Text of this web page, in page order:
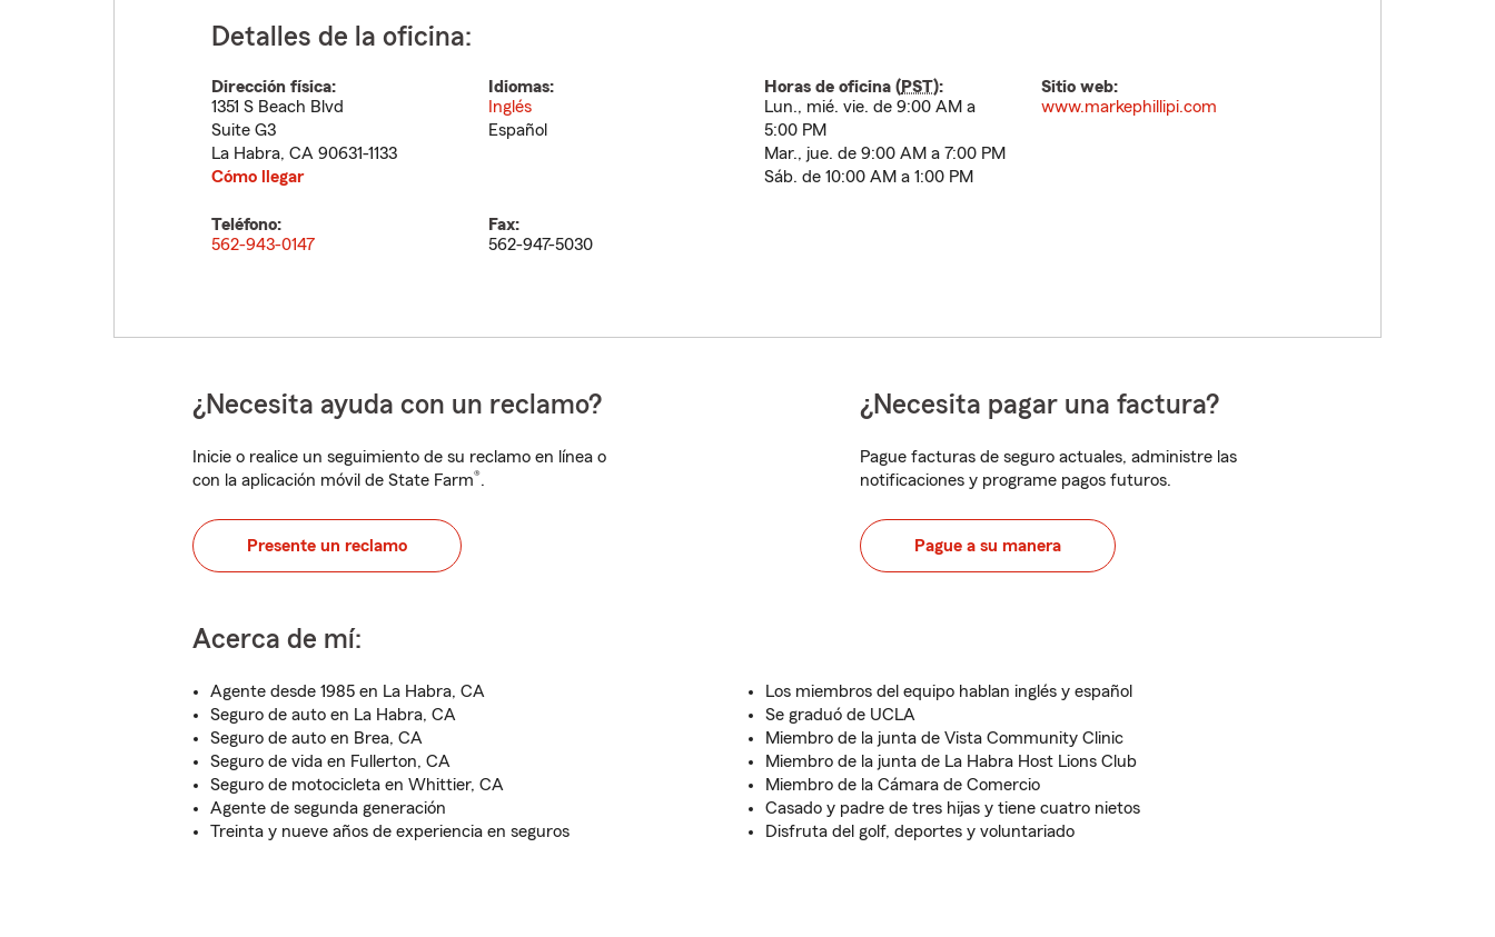
Detalles de la oficina:
Dirección física:
1351 S Beach Blvd
Suite G3
La Habra, CA 90631-1133
Cómo llegar
Idiomas:
Inglés
Español
Horas de oficina (PST):
Lun., mié. vie. de 9:00 AM a
5:00 PM
Mar., jue. de 9:00 AM a 7:00 PM
Sáb. de 10:00 AM a 1:00 PM
Sitio web:
www.markephillipi.com
Teléfono:
562-943-0147
Fax:
562-947-5030
¿Necesita ayuda con un reclamo?
Inicie o realice un seguimiento de su reclamo en línea o
con la aplicación móvil de State Farm®.
Presente un reclamo
¿Necesita pagar una factura?
Pague facturas de seguro actuales, administre las
notificaciones y programe pagos futuros.
Pague a su manera
Acerca de mí:
Agente desde 1985 en La Habra, CA
Seguro de auto en La Habra, CA
Seguro de auto en Brea, CA
Seguro de vida en Fullerton, CA
Seguro de motocicleta en Whittier, CA
Agente de segunda generación
Treinta y nueve años de experiencia en seguros
Los miembros del equipo hablan inglés y español
Se graduó de UCLA
Miembro de la junta de Vista Community Clinic
Miembro de la junta de La Habra Host Lions Club
Miembro de la Cámara de Comercio
Casado y padre de tres hijas y tiene cuatro nietos
Disfruta del golf, deportes y voluntariado